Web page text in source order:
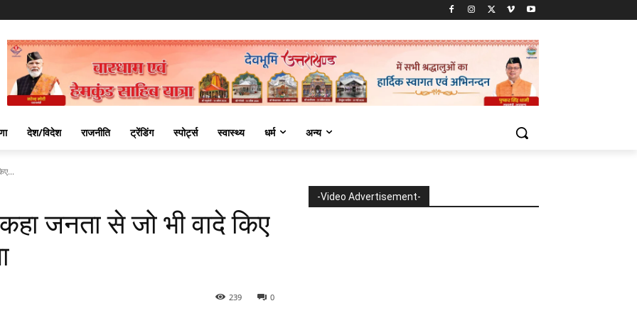
देश/विदेश राजनीति ट्रेंडिंग स्पोर्ट्स स्वास्थ्य धर्म अन्य
जनता से जो भी वादे किए
0
239
-Video Advertisement-